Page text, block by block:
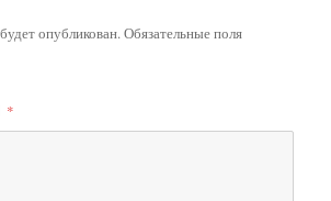
опубликован.Обязательные поля
*